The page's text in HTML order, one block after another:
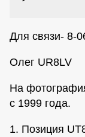
Для связи- 8-
Олег UR8LV
На
с 1999 года.
1. Позиция